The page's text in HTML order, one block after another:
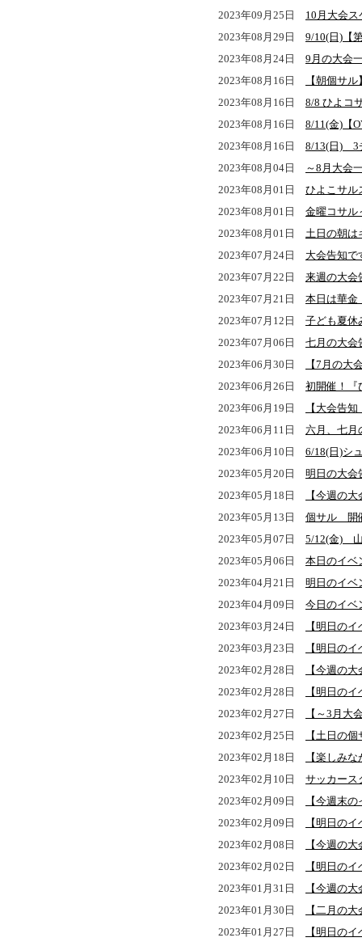
2023年09月25日 10月大会
2023年08月29日 9/10(日)【
2023年08月24日 9月の大会
2023年08月16日
【朝個サ
2023年08月16日 8/8 ひよコ
2023年08月16日 8/11(金)【
2023年08月16日 8/13(日) 3
2023年08月04日
～8月大会
2023年08月01日 ひよこサル
2023年08月01日 金曜コサル
2023年08月01日 土日の朝は
2023年07月24日 大会告知で
2023年07月22日 来週の大会
2023年07月21日 本日は華金
2023年07月12日 子ども夏
2023年07月06日 七月の大会
2023年06月30日
【7月の大
2023年06月26日 初開催！『
2023年06月19日
【大会告
2023年06月11日 六月、七月
2023年06月10日 6/18(日)シ
2023年05月20日 明日の大会
2023年05月18日
【今週の
2023年05月13日 個サル 開
2023年05月07日 5/12(金) 山
2023年05月06日 本日のイベ
2023年04月21日 明日のイベ
2023年04月09日 今日のイベ
2023年03月24日
【明日の
2023年03月23日
【明日の
2023年02月28日
【今週の
2023年02月28日
【明日の
2023年02月27日
【～3月大
2023年02月25日
【土日の
2023年02月18日
【楽しみ
2023年02月10日 サッカース
2023年02月09日
【今週末
2023年02月09日
【明日の
2023年02月08日
【今週の
2023年02月02日
【明日の
2023年01月31日
【今週の
2023年01月30日
【二月の
2023年01月27日
【明日の